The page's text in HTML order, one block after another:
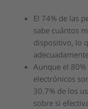
El 74% de las
sabe cuántos
dispositivo, lo
Aunque el
electrónicos
30.7% de los
sobre si